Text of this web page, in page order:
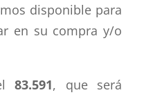
disponible para
en su compra y/o
83.591, que será